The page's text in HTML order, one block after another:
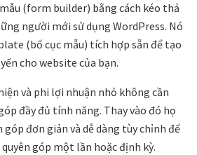
(form builder) bằng cách kéo thả
người mới sử dụng WordPress. Nó
(bố cục mẫu) tích hợp sẵn để tạo
cho website của bạn.
và phi lợi nhuận nhỏ không cần
đầy đủ tính năng. Thay vào đó họ
góp đơn giản và dễ dàng tùy chỉnh để
góp một lần hoặc định kỳ.